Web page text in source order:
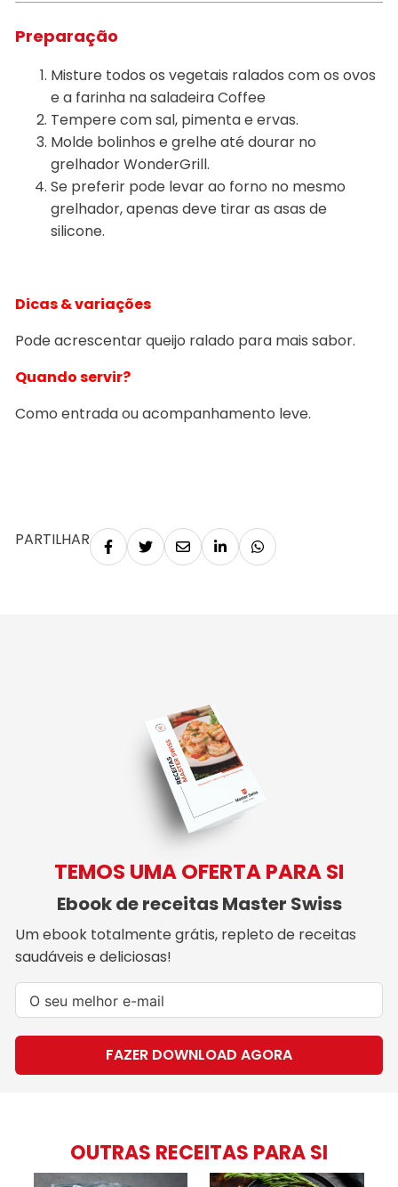
Preparação
Misture todos os vegetais ralados com os ovos
e a farinha na saladeira Coffee
Tempere com sal, pimenta e ervas.
Molde bolinhos e grelhe até dourar no
grelhador WonderGrill.
Se preferir pode levar ao forno no mesmo
grelhador, apenas deve tirar as asas de
silicone.
Dicas & variações
Pode acrescentar queijo ralado para mais sabor.
Quando servir?
Como entrada ou acompanhamento leve.
PARTILHAR
TEMOS UMA OFERTA PARA SI
Ebook de receitas Master Swiss
Um ebook totalmente grátis, repleto de receitas
saudáveis e deliciosas!
FAZER DOWNLOAD AGORA
OUTRAS RECEITAS PARA SI